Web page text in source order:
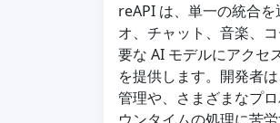
reAPI は、単一の統合
オ、チャット、音楽、
要な AI モデルにアクセ
を提供します。開発者
管理や、さまざまなプ